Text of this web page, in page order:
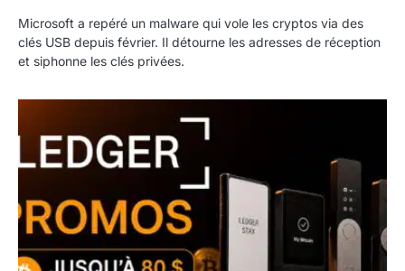
Microsoft a repéré un malware qui vole les cryptos via des
clés USB depuis février. Il détourne les adresses de réception
et siphonne les clés privées.